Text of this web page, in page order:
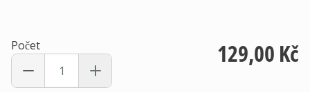
Počet 129,00 Kč